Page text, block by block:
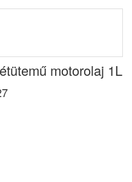
motorolaj 1L